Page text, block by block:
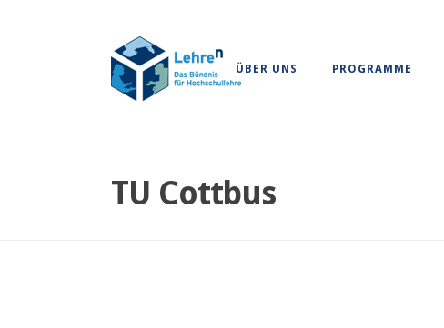
ÜBER UNS PROGRAMME
TU Cottbus